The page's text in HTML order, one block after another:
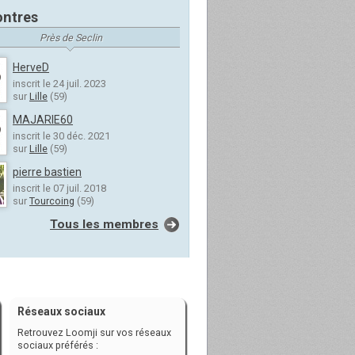
Près de Seclin
HerveD
inscrit le 24 juil. 2023
sur Lille (59)
MAJARIE60
inscrit le 30 déc. 2021
sur Lille (59)
pierre bastien
inscrit le 07 juil. 2018
sur Tourcoing (59)
Tous les membres
Réseaux sociaux
Retrouvez Loomji sur vos réseaux
sociaux préférés :